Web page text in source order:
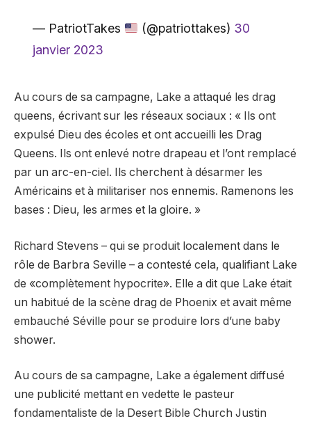
— PatriotTakes (@patriottakes) 30
janvier 2023
Au cours de sa campagne, Lake a attaqué les drag
queens, écrivant sur les réseaux sociaux : « Ils ont
expulsé Dieu des écoles et ont accueilli les Drag
Queens. Ils ont enlevé notre drapeau et l’ont remplacé
par un arc-en-ciel. Ils cherchent à désarmer les
Américains et à militariser nos ennemis. Ramenons les
bases : Dieu, les armes et la gloire. »
Richard Stevens – qui se produit localement dans le
rôle de Barbra Seville – a contesté cela, qualifiant Lake
de «complètement hypocrite». Elle a dit que Lake était
un habitué de la scène drag de Phoenix et avait même
embauché Séville pour se produire lors d’une baby
shower.
Au cours de sa campagne, Lake a également diffusé
une publicité mettant en vedette le pasteur
fondamentaliste de la Desert Bible Church Justin